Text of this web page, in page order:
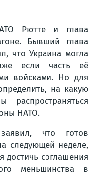
Рютте и глава
Бывший глава
что Украина могла
если часть её
войсками. Но для
на какую
НАТО.
что готов
следующей неделе,
достичь соглашения
меньшинства в